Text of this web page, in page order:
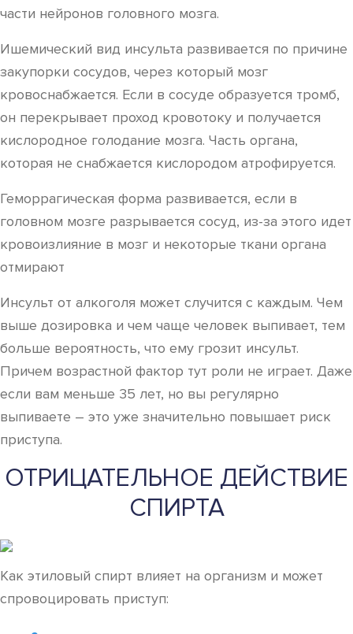
части нейронов головного мозга.
Ишемический вид инсульта развивается по причине
закупорки сосудов, через который мозг
кровоснабжается. Если в сосуде образуется тромб,
он перекрывает проход кровотоку и получается
кислородное голодание мозга. Часть органа,
которая не снабжается кислородом атрофируется.
Геморрагическая форма развивается, если в
головном мозге разрывается сосуд, из-за этого идет
кровоизлияние в мозг и некоторые ткани органа
отмирают
Инсульт от алкоголя может случится с каждым. Чем
выше дозировка и чем чаще человек выпивает, тем
больше вероятность, что ему грозит инсульт.
Причем возрастной фактор тут роли не играет. Даже
если вам меньше 35 лет, но вы регулярно
выпиваете – это уже значительно повышает риск
приступа.
ОТРИЦАТЕЛЬНОЕ ДЕЙСТВИЕ
СПИРТА
Как этиловый спирт влияет на организм и может
спровоцировать приступ: